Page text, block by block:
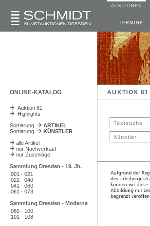
AUKTIONEN
TERMINE
ONLINE-KATALOG AUKTION 81
Auktion 81
Highlights
Sortierung
ARTIKEL
Sortierung
KÜNSTLER
alle Artikel
nur Nachverkauf
nur Zuschläge
Sammlung Dresden - 19. Jh.
001 - 021
022 - 040
041 - 060
061 - 073
Sammlung Dresden - Moderne
080 - 100
101 - 108